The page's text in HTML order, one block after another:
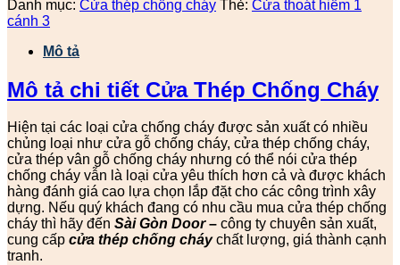
Danh mục: Cửa thép chống cháy Thẻ: Cửa thoát hiểm 1
cánh 3
Mô tả
Mô tả chi tiết Cửa Thép Chống Cháy
Hiện tại các loại cửa chống cháy được sản xuất có nhiều
chủng loại như cửa gỗ chống cháy, cửa thép chống cháy,
cửa thép vân gỗ chống cháy nhưng có thể nói cửa thép
chống cháy vẫn là loại cửa yêu thích hơn cả và được khách
hàng đánh giá cao lựa chọn lắp đặt cho các công trình xây
dựng. Nếu quý khách đang có nhu cầu mua cửa thép chống
cháy thì hãy đến Sài Gòn Door– công ty chuyên sản xuất,
cung cấp cửa thép chống cháychất lượng, giá thành cạnh
tranh.